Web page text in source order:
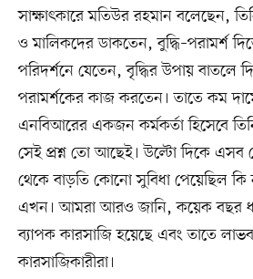
সাক্ষাৎকারে মতিউর রহমান বলেছেন,
ও মালিকদের ডাকতেন, বুদ্ধি–পরামর্শ
পরিদর্শনে যেতেন, বৃদ্ধির উপায় বাতলে
পরামর্শকের কাজ করতেন। তাতে কম
এনবিআরের একজন কর্মকর্তা হিসেবে
সেই প্রশ্ন তো আছেই। উল্টো দিকে
থেকে বাড়তি কোনো সুবিধা পেয়েছিল কি
এখন। আমরা আরও জানি, কয়েক বছর
ব্যাপক কারসাজি হয়েছে এবং তাতে
কারসাজিকারীরা।